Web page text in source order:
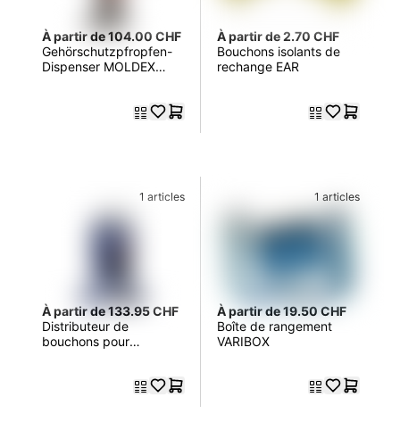
À partir de 104.00 CHF
Gehörschutzpfropfen-
Dispenser MOLDEX
À partir de 2.70 CHF
Bouchons isolants de
rechange EAR
1 articles
À partir de 133.95 CHF
Distributeur de
bouchons pour
1 articles
À partir de 19.50 CHF
Boîte de rangement
VARIBOX